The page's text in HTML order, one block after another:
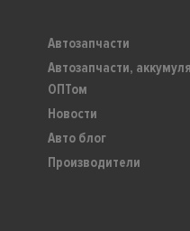
Автозапчасти
Автозапчасти,
ОПТом
Новости
Авто блог
Производители